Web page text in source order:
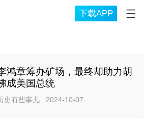
下载APP
鸿章筹办矿场，最终却助力胡
成美国总统
史有些事儿 2024-10-07